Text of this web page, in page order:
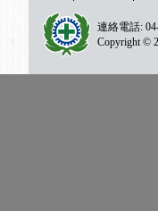
連絡電話:
Copyright ©